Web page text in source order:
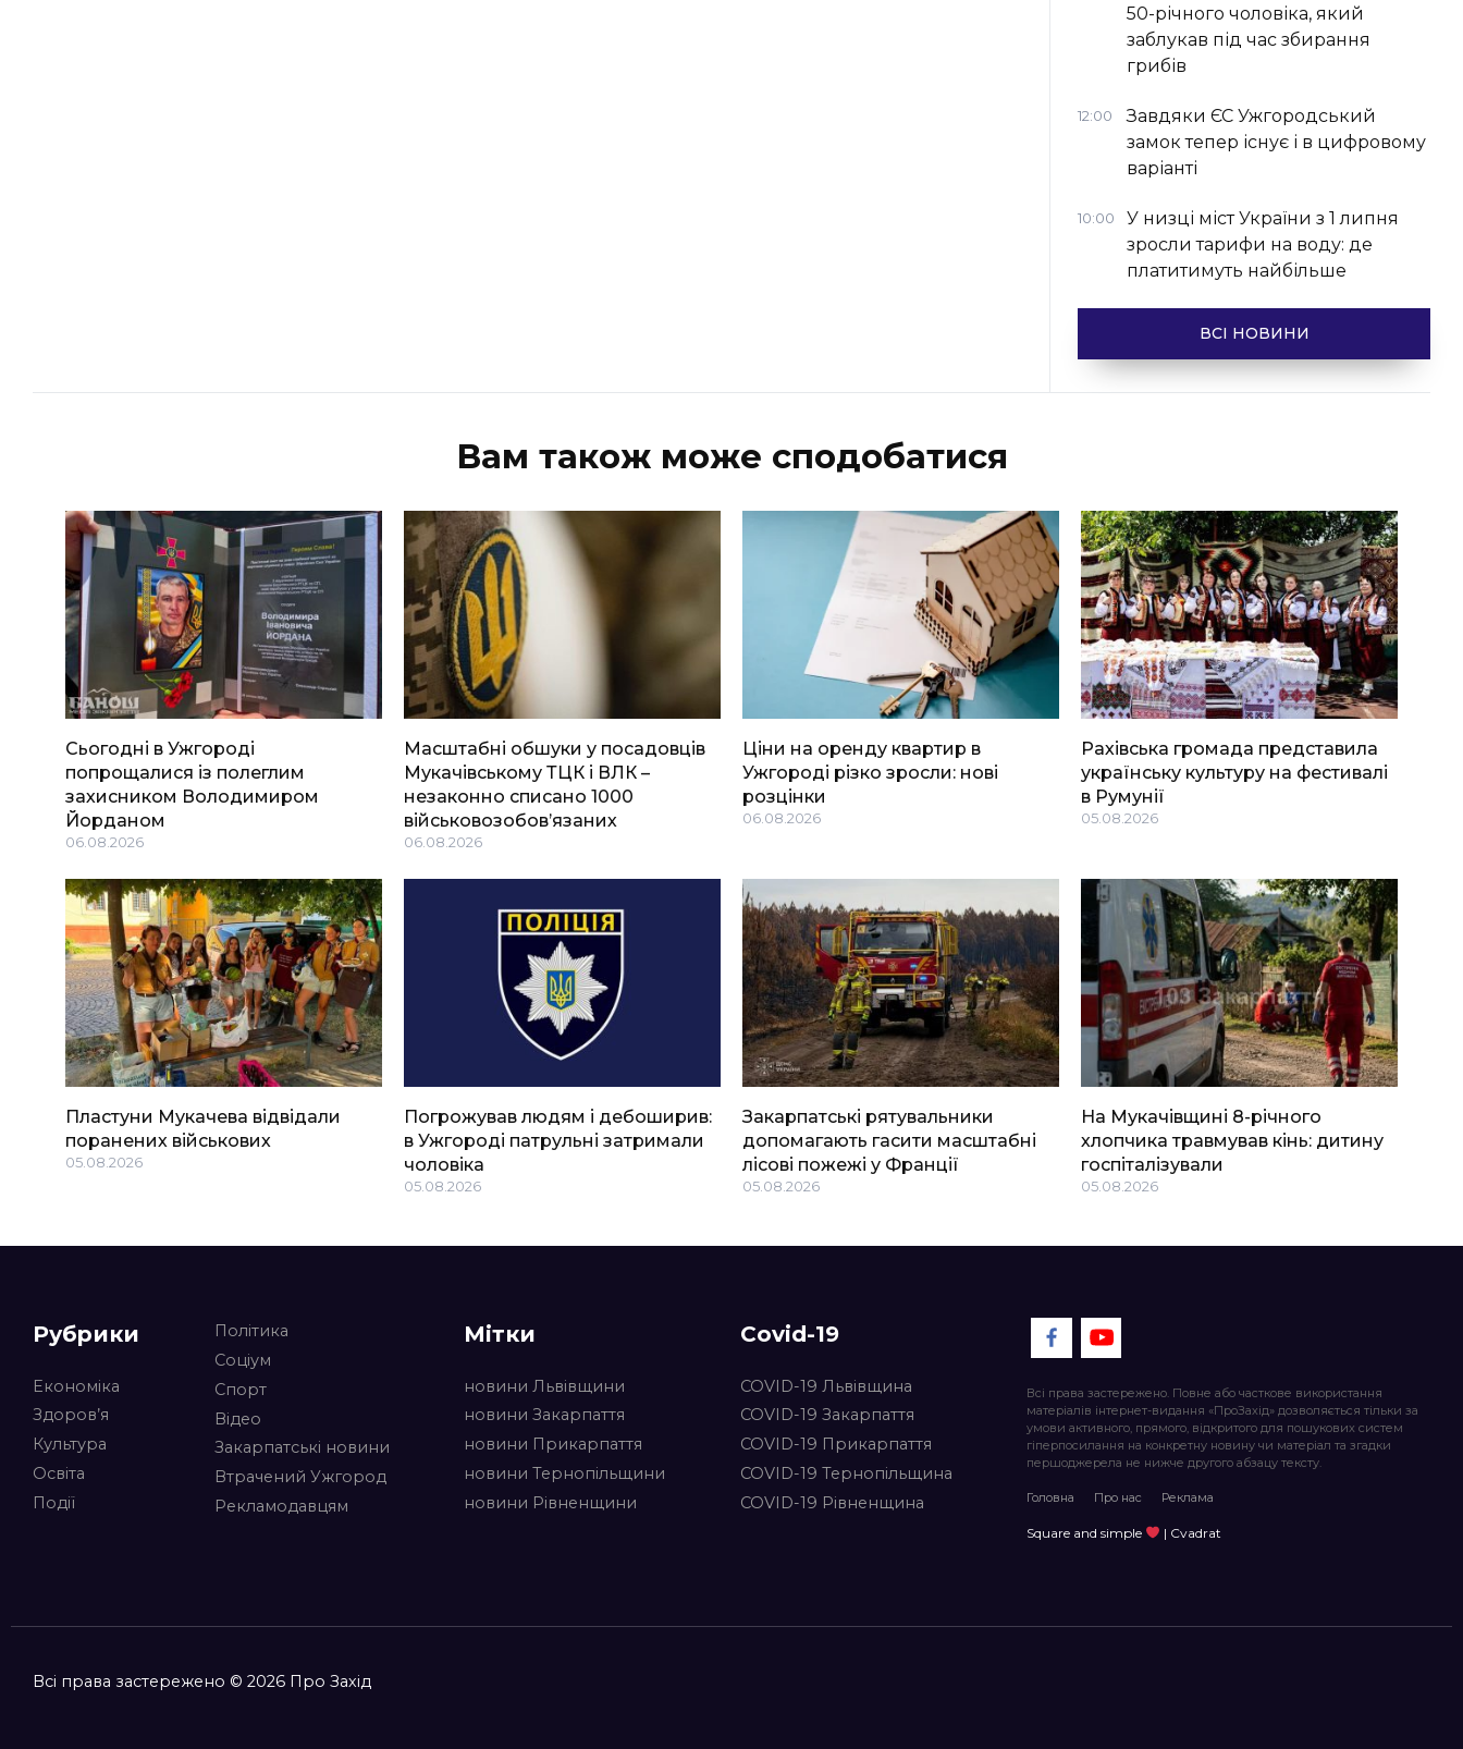
50-річного чоловіка, який
заблукав під час збирання
грибів
12:00
Завдяки ЄС Ужгородський
замок тепер існує і в цифровому
варіанті
10:00
У низці міст України з 1 липня
зросли тарифи на воду: де
платитимуть найбільше
ВСІ НОВИНИ
Вам також може сподобатися
Сьогодні в Ужгороді
попрощалися із полеглим
захисником Володимиром
Йорданом
06.08.2026
Масштабні обшуки у посадовців
Мукачівському ТЦК і ВЛК –
незаконно списано 1000
військовозобов’язаних
06.08.2026
Ціни на оренду квартир в
Ужгороді різко зросли: нові
розцінки
06.08.2026
Рахівська громада представила
українську культуру на фестивалі
в Румунії
05.08.2026
Пластуни Мукачева відвідали
поранених військових
05.08.2026
Погрожував людям і дебоширив:
в Ужгороді патрульні затримали
чоловіка
05.08.2026
Закарпатські рятувальники
допомагають гасити масштабні
лісові пожежі у Франції
05.08.2026
На Мукачівщині 8-річного
хлопчика травмував кінь: дитину
госпіталізували
05.08.2026
Рубрики
Економіка
Здоров’я
Культура
Освіта
Події
Політика
Соціум
Спорт
Відео
Закарпатські новини
Втрачений Ужгород
Рекламодавцям
Мітки
новини Львівщини
новини Закарпаття
новини Прикарпаття
новини Тернопільщини
новини Рівненщини
Covid-19
COVID-19 Львівщина
COVID-19 Закарпаття
COVID-19 Прикарпаття
COVID-19 Тернопільщина
COVID-19 Рівненщина
Всі права застережено. Повне або часткове використання
матеріалів інтернет-видання «ПроЗахід» дозволяється тільки за
умови активного, прямого, відкритого для пошукових систем
гіперпосилання на конкретну новину чи матеріал та згадки
першоджерела не нижче другого абзацу тексту.
Головна Про нас Реклама
Square and simple | Cvadrat
Всі права застережено © 2026 Про Захід